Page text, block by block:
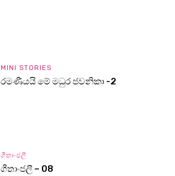
MINI STORIES
රමණීයයි මේ මධුර ජවනිකා -2
ගීතාංජලී
ගීතාංජලී – 08